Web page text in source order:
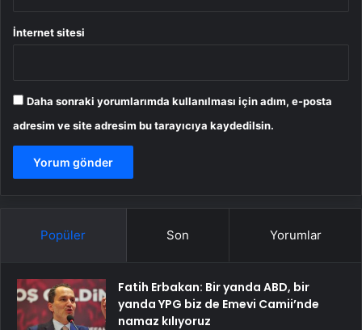
İnternet sitesi
Daha sonraki yorumlarımda kullanılması için adım, e-posta
adresim ve site adresim bu tarayıcıya kaydedilsin.
Popüler Son Yorumlar
Fatih Erbakan: Bir yanda ABD, bir
yanda YPG biz de Emevi Camii’nde
namaz kılıyoruz